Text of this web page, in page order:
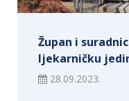
Župan i
ljekarničku
28.09.2023.